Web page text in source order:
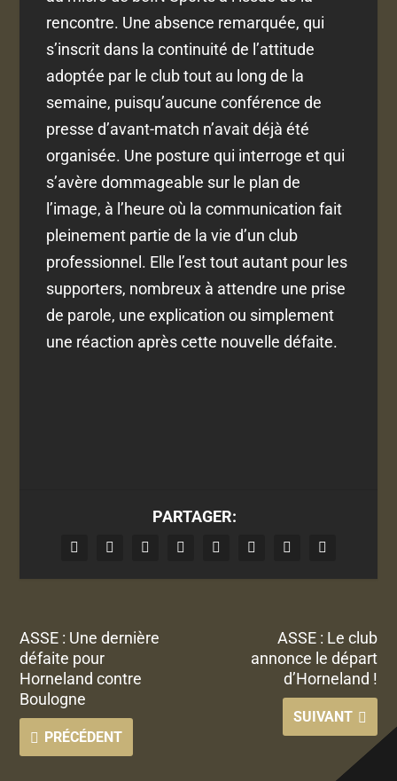
rencontre. Une absence remarquée, qui
s’inscrit dans la continuité de l’attitude
adoptée par le club tout au long de la
semaine, puisqu’aucune conférence de
presse d’avant-match n’avait déjà été
organisée. Une posture qui interroge et qui
s’avère dommageable sur le plan de
l’image, à l’heure où la communication fait
pleinement partie de la vie d’un club
professionnel. Elle l’est tout autant pour les
supporters, nombreux à attendre une prise
de parole, une explication ou simplement
une réaction après cette nouvelle défaite.
PARTAGER:
ASSE : Une dernière
défaite pour
Horneland contre
Boulogne
PRÉCÉDENT
ASSE : Le club
annonce le départ
d’Horneland !
SUIVANT